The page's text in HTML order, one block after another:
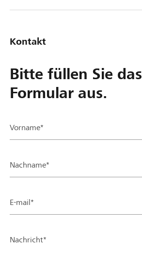
Kontakt
Bitte füllen Sie das
Formular aus.
Vorname*
Nachname*
E-mail*
Nachricht*